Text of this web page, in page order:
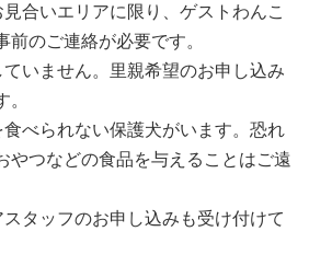
合いエリアに限り、ゲストわんこ
前のご連絡が必要です。
いません。里親希望のお申し込み
べられない保護犬がいます。恐れ
やつなどの食品を与えることはご遠
タッフのお申し込みも受け付けて